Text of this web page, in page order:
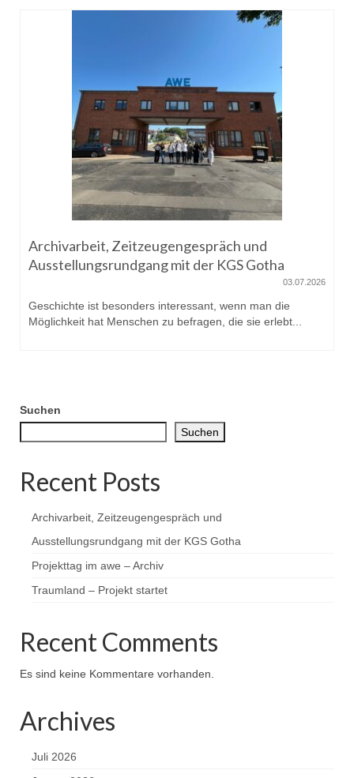
Archivarbeit, Zeitzeugengespräch und
Ausstellungsrundgang mit der KGS Gotha
03.07.2026
Geschichte ist besonders interessant, wenn man die
Möglichkeit hat Menschen zu befragen, die sie erlebt...
Suchen
Suchen
Recent Posts
Archivarbeit, Zeitzeugengespräch und
Ausstellungsrundgang mit der KGS Gotha
Projekttag im awe – Archiv
Traumland – Projekt startet
Recent Comments
Es sind keine Kommentare vorhanden.
Archives
Juli 2026